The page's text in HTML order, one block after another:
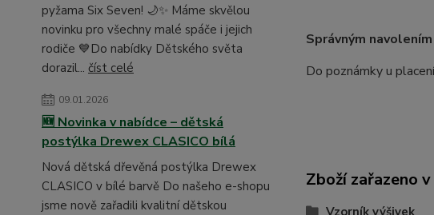
pyžama Six Seven! 🌙✨ Máme skvělou
novinku pro všechny malé spáče i jejich
rodiče 💙Do nabídky Dětského světa
dorazil... číst celé
09.01.2026
🆕 Novinka v nabídce – dětská
postýlka Drewex CLASICO bílá
Nová dětská dřevěná postýlka Drewex
CLASICO v bílé barvě Do našeho e-shopu
jsme nově zařadili kvalitní dětskou
Správným navolením
Do poznámky u
Zboží zařazeno
Vzorník výšivek